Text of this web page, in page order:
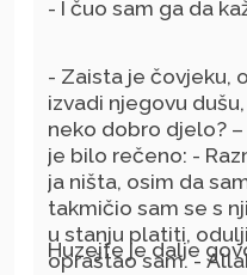
- I čuo sam ga da
- Zaista je čovjeku,
izvadi njegovu
neko dobro djelo?
je bilo rečeno: -
ja ništa, osim da
takmičio sam se s
u stanju platiti,
opraštao sam. -
Huzejfe je dalje